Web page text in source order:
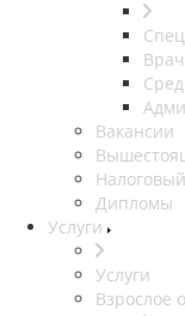
Вакансии
Дипломы
Услуги
Услуги
Взрослое